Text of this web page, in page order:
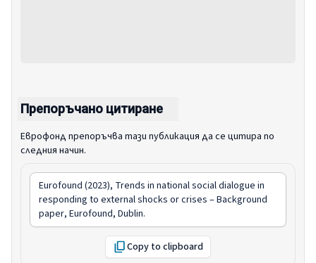
Препоръчано цитиране
Еврофонд препоръчва тази публикация да се цитира по
следния начин.
Eurofound (2023), Trends in national social dialogue in
responding to external shocks or crises – Background
paper, Eurofound, Dublin.
Copy to clipboard